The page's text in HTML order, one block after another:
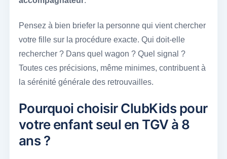
Pensez à bien briefer la personne qui vient chercher
votre fille sur la procédure exacte. Qui doit-elle
rechercher ? Dans quel wagon ? Quel signal ?
Toutes ces précisions, même minimes, contribuent à
la sérénité générale des retrouvailles.
Pourquoi choisir ClubKids pour
votre enfant seul en TGV à 8
ans ?